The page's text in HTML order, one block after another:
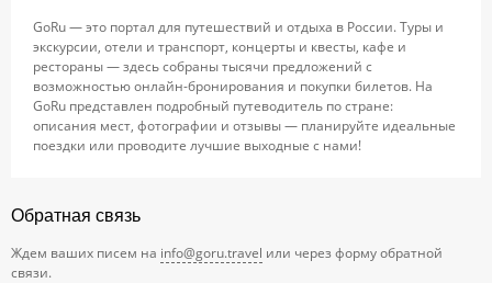
GoRu — это портал для путешествий и отдыха в России. Туры и
экскурсии, отели и транспорт, концерты и квесты, кафе и
рестораны — здесь собраны тысячи предложений с
возможностью онлайн-бронирования и покупки билетов. На
GoRu представлен подробный путеводитель по стране:
описания мест, фотографии и отзывы — планируйте идеальные
поездки или проводите лучшие выходные с нами!
Обратная связь
Ждем ваших писем на info@goru.travel или через форму обратной
связи.